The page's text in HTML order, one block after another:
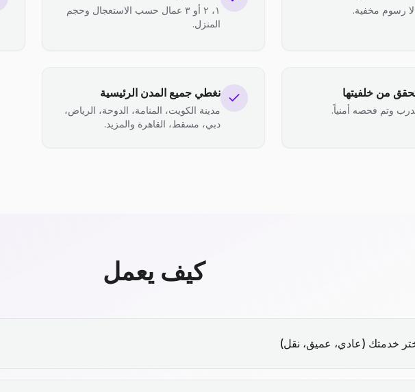
لا رسوم مخفية.
١، ٢ أو ٣ عمال حسب الاستعجال وحجم
المنزل.
من خلفيتها
وتم فحصه أمنياً.
نغطي جميع المدن الرئيسية
مدينة الكويت، المنامة، الدوحة، الرياض،
دبي، مسقط، القاهرة والمزيد.
كيف يعمل
خدمتك (عادي، عميق، نقل)